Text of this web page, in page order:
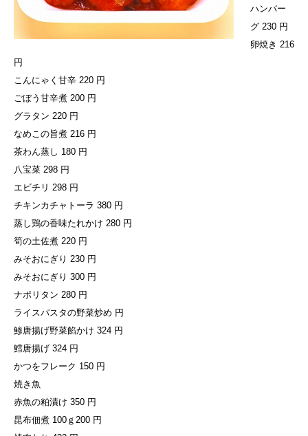
ハンバー
グ 230 円
卵焼き 216
円
こんにゃく甘辛 220 円
ごぼう甘辛煮 200 円
グラタン 220 円
なめこの旨煮 216 円
茶わん蒸し 180 円
八宝菜 298 円
エビチリ 298 円
チキンカチャトーラ 380 円
蒸し鶏の香味たれかけ 280 円
筍の土佐煮 220 円
みそおにぎり 230 円
みそおにぎり 300 円
ナポリタン 280 円
ライスパスタの野菜炒め 円
鯵唐揚げ野菜餡かけ 324 円
鱈唐揚げ 324 円
かつをフレーク 150 円
焼き魚
赤魚の粕漬け 350 円
昆布佃煮 100ｇ200 円